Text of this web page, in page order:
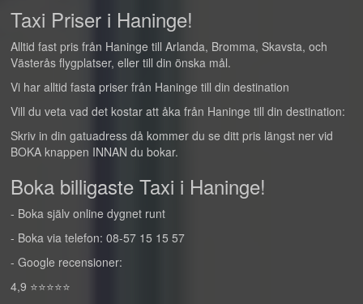
Taxi Priser i Haninge!
Alltid fast pris från Haninge till Arlanda, Bromma, Skavsta, och
Västerås flygplatser, eller till din önska mål.
Vi har alltid fasta priser från Haninge till din destination
Vill du veta vad det kostar att åka från Haninge till din destination:
Skriv in din gatuadress då kommer du se ditt pris längst ner vid
BOKA knappen INNAN du bokar.
Boka billigaste Taxi i Haninge!
- Boka själv online dygnet runt
- Boka via telefon: 08-57 15 15 57
- Google recensioner:
4,9 ⭐⭐⭐⭐⭐